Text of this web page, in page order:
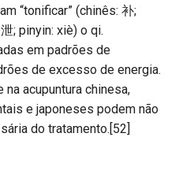
“tonificar” (chinês: 补;
; pinyin: xiè) o qi.
em padrões de
de excesso de energia.
acupuntura chinesa,
e japoneses podem não
do tratamento.[52]